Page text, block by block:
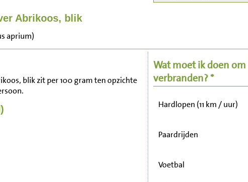
Abrikoos, blik
aprium)
blik zit per 100 gram ten opzichte
Wat moet ik doen om
verbranden? *
Wandelen (5 km/uur)
Hardlopen (11 km / uur)
Paardrijden
Voetbal